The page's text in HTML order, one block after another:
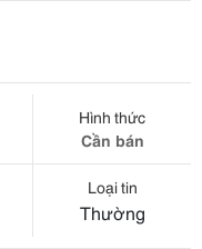
Hình thức
Cần bán
Loại tin
Thường